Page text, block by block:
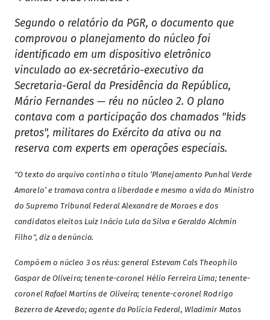
Segundo o relatório da PGR, o documento que
comprovou o planejamento do núcleo foi
identificado em um dispositivo eletrônico
vinculado ao ex-secretário-executivo da
Secretaria-Geral da Presidência da República,
Mário Fernandes — réu no núcleo 2. O plano
contava com a participação dos chamados "kids
pretos", militares do Exército da ativa ou na
reserva com experts em operações especiais.
"O texto do arquivo continha o título ‘Planejamento Punhal Verde
Amarelo’ e tramava contra a liberdade e mesmo a vida do Ministro
do Supremo Tribunal Federal Alexandre de Moraes e dos
candidatos eleitos Luiz Inácio Lula da Silva e Geraldo Alckmin
Filho", diz a denúncia.
Compõem o núcleo 3 os réus: general Estevam Cals Theophilo
Gaspar de Oliveira; tenente-coronel Hélio Ferreira Lima; tenente-
coronel Rafael Martins de Oliveira; tenente-coronel Rodrigo
Bezerra de Azevedo; agente da Polícia Federal, Wladimir Matos